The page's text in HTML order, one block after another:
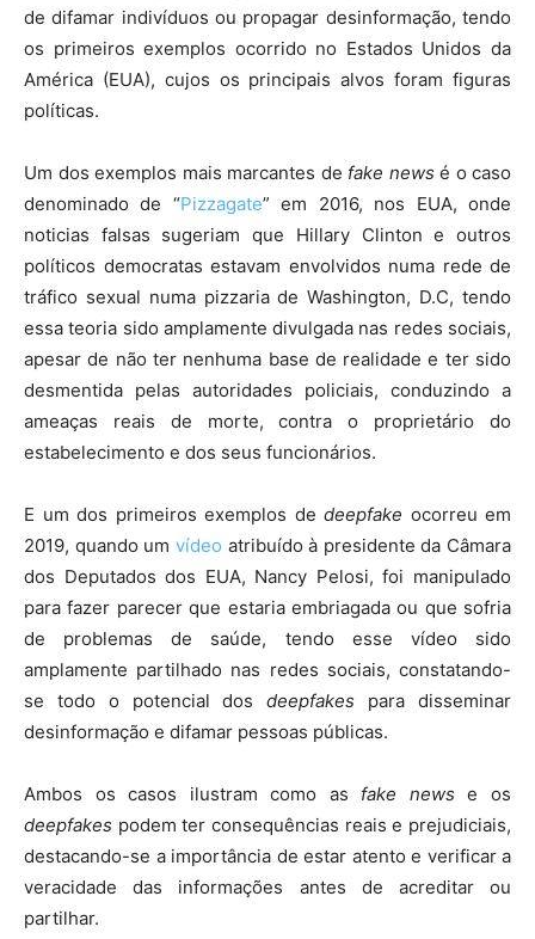
de difamar indivíduos ou propagar desinformação, tendo
os primeiros exemplos ocorrido no Estados Unidos da
América (EUA), cujos os principais alvos foram figuras
políticas.
Um dos exemplos mais marcantes de fake news é o caso
denominado de “Pizzagate” em 2016, nos EUA, onde
noticias falsas sugeriam que Hillary Clinton e outros
políticos democratas estavam envolvidos numa rede de
tráfico sexual numa pizzaria de Washington, D.C, tendo
essa teoria sido amplamente divulgada nas redes sociais,
apesar de não ter nenhuma base de realidade e ter sido
desmentida pelas autoridades policiais, conduzindo a
ameaças reais de morte, contra o proprietário do
estabelecimento e dos seus funcionários.
E um dos primeiros exemplos de deepfake ocorreu em
2019, quando um vídeo atribuído à presidente da Câmara
dos Deputados dos EUA, Nancy Pelosi, foi manipulado
para fazer parecer que estaria embriagada ou que sofria
de problemas de saúde, tendo esse vídeo sido
amplamente partilhado nas redes sociais, constatando-
se todo o potencial dosdeepfakes para disseminar
desinformação e difamar pessoas públicas.
Ambos os casos ilustram como as fake news e os
deepfakes podem ter consequências reais e prejudiciais,
destacando-se a importância de estar atento e verificar a
veracidade das informações antes de acreditar ou
partilhar.